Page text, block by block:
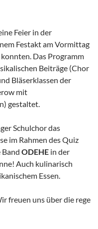
Feier in der
Festakt am Vormittag
Das Programm
Beiträge (Chor
Bläserklassen der
mit
gestaltet.
Schulchor das
im Rahmen des Quiz
ODEHE in der
Auch kulinarisch
Essen.
freuen uns über die rege